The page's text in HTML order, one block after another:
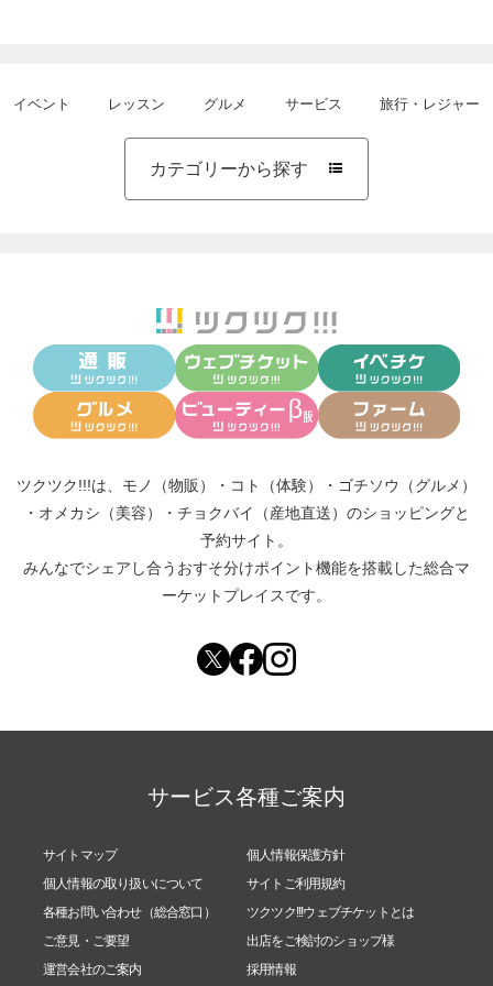
イベント レッスン グルメ サービス 旅行・レジャー
カテゴリーから探す 
ツクツク!!!は、 モノ（物販） ・ コト（体験） ・ ゴチソウ（グルメ）
・ オメカシ（美容） ・ チョクバイ（産地直送） のショッピングと
予約サイト。
みんなでシェアし合う おすそ分けポイント機能を搭載した総合マ
ーケットプレイスです。
サービス各種ご案内
サイトマップ
個人情報保護方針
個人情報の取り扱いについて
サイトご利用規約
各種お問い合わせ（総合窓口）
ツクツク!!!ウェブチケットとは
ご意見・ご要望
出店をご検討のショップ様
運営会社のご案内
採用情報